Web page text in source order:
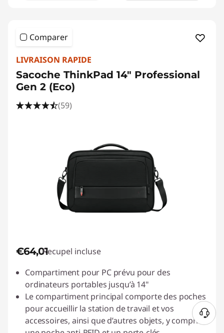
Comparer
LIVRAISON RAPIDE
Sacoche ThinkPad 14" Professional
Gen 2 (Eco)
(59)
€64,01Recupel incluse
Compartiment pour PC prévu pour des
ordinateurs portables jusqu’à 14"
Le compartiment principal comporte des poches
pour accueillir la station de travail et vos
accessoires, ainsi que d’autres objets, y compris